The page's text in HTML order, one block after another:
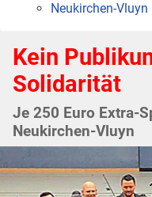
Neukirchen-Vluyn
Kein
Solidarität
Je 250 Euro Extra-
Neukirchen-Vluyn